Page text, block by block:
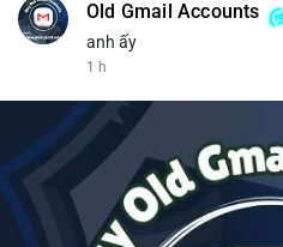
Old Gmail Accounts
anh ấy
1 h